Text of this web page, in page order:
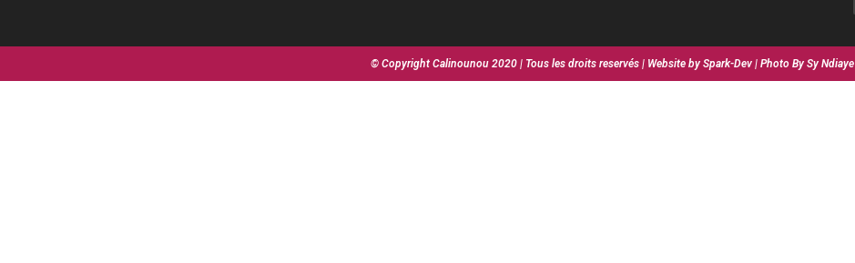
© Copyright Calinounou 2020 | Tous les droits reservés | Website by Spark-Dev | Photo By Sy Ndiaye